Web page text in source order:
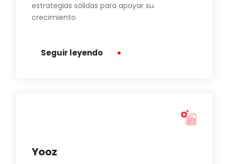
estrategias sólidas para apoyar su
crecimiento.
Seguir leyendo
Yooz